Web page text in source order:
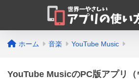
ホーム 音楽 YouTube Music
YouTube MusicのPC版アプリ（